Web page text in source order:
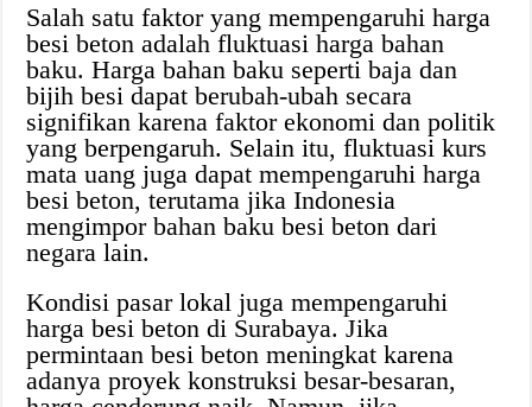
Salah satu faktor yang mempengaruhi harga
besi beton adalah fluktuasi harga bahan
baku. Harga bahan baku seperti baja dan
bijih besi dapat berubah-ubah secara
signifikan karena faktor ekonomi dan politik
yang berpengaruh. Selain itu, fluktuasi kurs
mata uang juga dapat mempengaruhi harga
besi beton, terutama jika Indonesia
mengimpor bahan baku besi beton dari
negara lain.
Kondisi pasar lokal juga mempengaruhi
harga besi beton di Surabaya. Jika
permintaan besi beton meningkat karena
adanya proyek konstruksi besar-besaran,